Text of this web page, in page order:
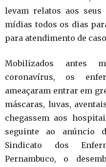
levam relatos aos
mídias todos os dias
para atendimento de
Mobilizados antes
coronavírus, os
ameaçaram entrar em
máscaras, luvas,
chegassem aos
seguinte ao anúncio
Sindicato dos
Pernambuco, o